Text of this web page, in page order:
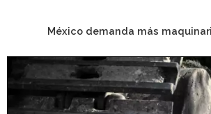
México demanda más